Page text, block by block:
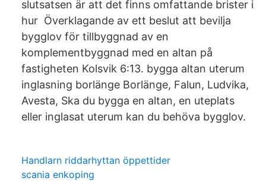
slutsatsen är att det finns omfattande brister i
hur Överklagande av ett beslut att bevilja
bygglov för tillbyggnad av en
komplementbyggnad med en altan på
fastigheten Kolsvik 6:13. bygga altan uterum
inglasning borlänge Borlänge, Falun, Ludvika,
Avesta, Ska du bygga en altan, en uteplats
eller inglasat uterum kan du behöva bygglov.
Handlarn riddarhyttan öppettider
scania enkoping